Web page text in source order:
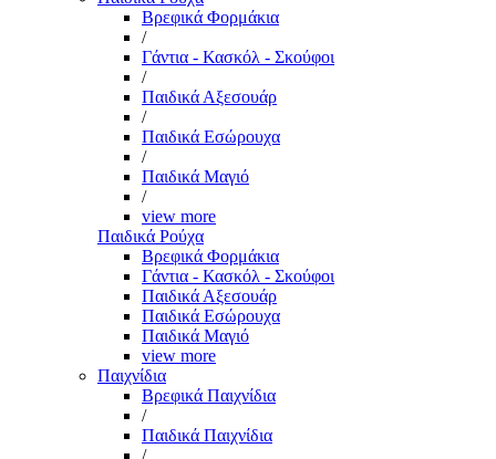
Βρεφικά Φορμάκια
/
Γάντια - Κασκόλ - Σκούφοι
/
Παιδικά Αξεσουάρ
/
Παιδικά Εσώρουχα
/
Παιδικά Μαγιό
/
view more
Παιδικά Ρούχα
Βρεφικά Φορμάκια
Γάντια - Κασκόλ - Σκούφοι
Παιδικά Αξεσουάρ
Παιδικά Εσώρουχα
Παιδικά Μαγιό
view more
Παιχνίδια
Βρεφικά Παιχνίδια
/
Παιδικά Παιχνίδια
/